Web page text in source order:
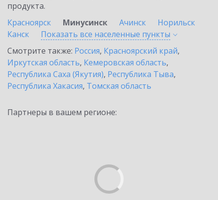
продукта.
Красноярск
Минусинск Ачинск
Норильск
Канск
Показать все населенные пункты
Смотрите также: Россия, Красноярский край,
Иркутская область, Кемеровская область,
Республика Саха (Якутия), Республика Тыва,
Республика Хакасия, Томская область
Партнеры в вашем регионе: